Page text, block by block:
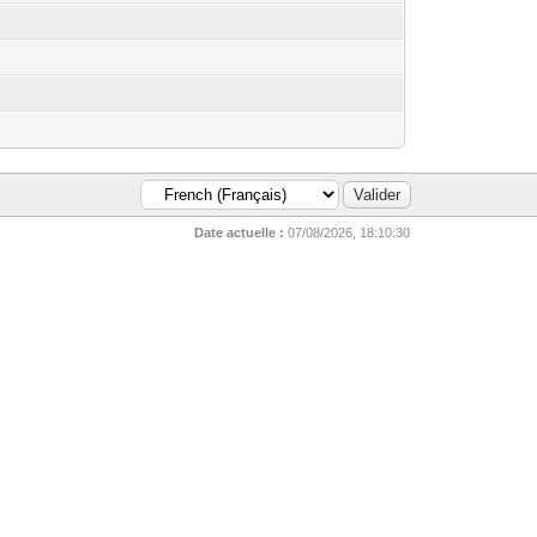
Date actuelle : 07/08/2026, 18:10:30